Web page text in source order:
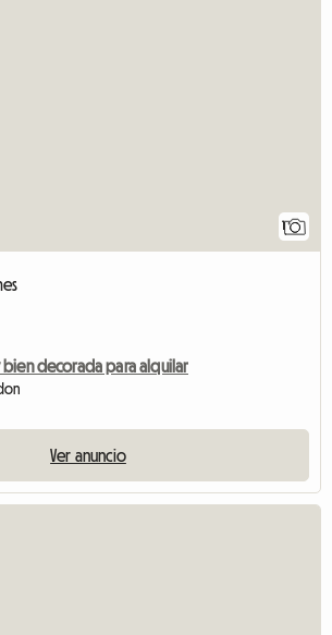
1
bien decorada para alquilar
Ver anuncio